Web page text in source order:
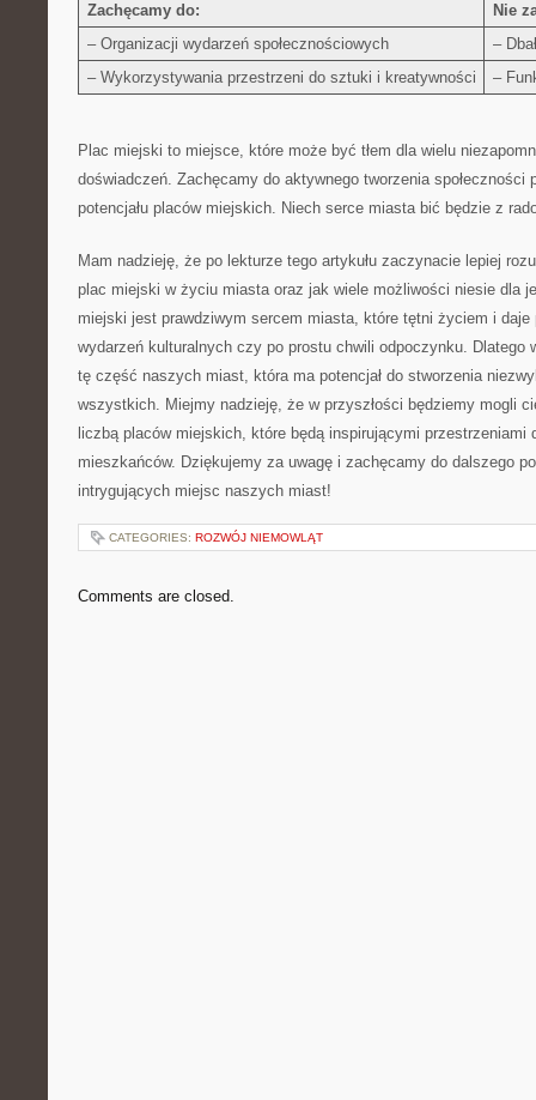
Zachęcamy do:
Nie
– Organizacji wydarzeń społecznościowych
–
– Wykorzystywania przestrzeni ‍do sztuki i kreatywności
–
Plac miejski to miejsce, które może być tłem dla wielu
doświadczeń. Zachęcamy do⁣ aktywnego tworzenia społeczności
potencjału⁣ placów miejskich. Niech​ serce miasta bić będzie z
Mam nadzieję,​ że po lekturze tego artykułu zaczynacie ⁢lepiej
plac miejski w życiu miasta oraz jak wiele​ możliwości niesie dla
miejski jest prawdziwym sercem miasta, które tętni życiem i daje
wydarzeń kulturalnych czy⁤ po prostu ⁢chwili odpoczynku. ‌Dlatego
tę część naszych miast, która ma potencjał do stworzenia
wszystkich. Miejmy nadzieję, że w przyszłości będziemy mogli
liczbą placów miejskich, ⁣które będą inspirującymi przestrzeniami
mieszkańców. Dziękujemy za ‍uwagę i zachęcamy⁤ do dalszego
intrygujących​ miejsc naszych ​miast!
CATEGORIES: ROZWÓJ NIEMOWLĄT
Comments are closed.